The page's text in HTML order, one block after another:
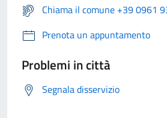
Chiama il comune +39 0961
Prenota un appuntamento
Problemi in città
Segnala disservizio